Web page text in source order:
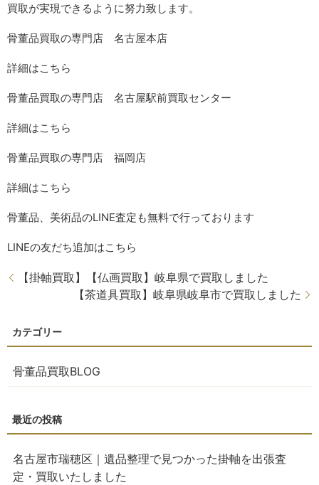
買取が実現できるように努力致します。
骨董品買取の専門店 名古屋本店
詳細はこちら
骨董品買取の専門店 名古屋駅前買取センター
詳細はこちら
骨董品買取の専門店 福岡店
詳細はこちら
骨董品、美術品のLINE査定も無料で行っております
LINEの友だち追加はこちら
【掛軸買取】【仏画買取】岐阜県で買取しました
【茶道具買取】岐阜県岐阜市で買取しました
骨董品買取BLOG
名古屋市瑞穂区｜遺品整理で見つかった掛軸を出張査
定・買取いたしました